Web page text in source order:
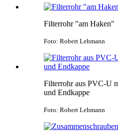
Filterrohr "am Haken"
Foto: Robert Lehmann
Filterrohr aus PVC-U
und Endkappe
Foto: Robert Lehmann